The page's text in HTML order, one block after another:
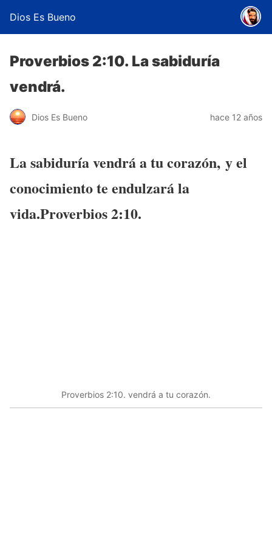
Dios Es Bueno
Proverbios 2:10. La sabiduría
vendrá.
Dios Es Bueno hace 12 años
La sabiduría vendrá a tu corazón, y el
conocimiento te endulzará la
vida.Proverbios 2:10.
Proverbios 2:10. vendrá a tu corazón.